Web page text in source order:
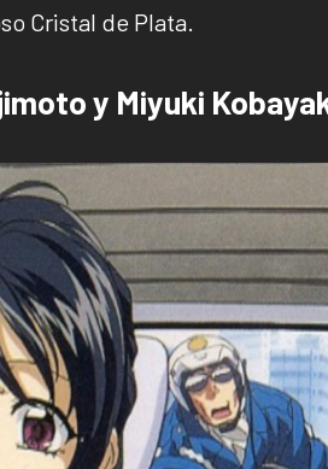
Cristal de Plata.
y Miyuki